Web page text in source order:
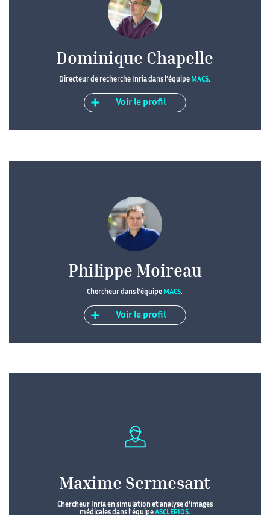
Dominique Chapelle
Directeur de recherche Inria dans l'équipe MACS.
Voir le profil
Philippe Moireau
Chercheur dans l'équipe MACS.
Voir le profil
Maxime Sermesant
Chercheur Inria en simulation et analyse d'images
médicales dans l'équipe ASCLEPIOS.